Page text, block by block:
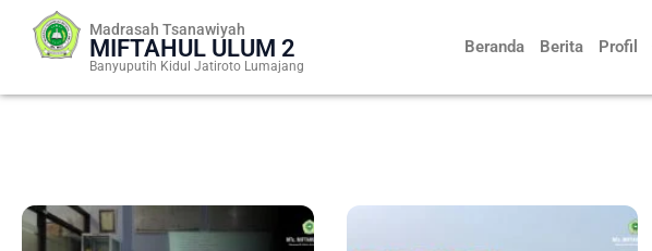
Beranda Berita Profil
Madrasah Tsanawiyah
MIFTAHUL ULUM 2
Banyuputih Kidul Jatiroto Lumajang